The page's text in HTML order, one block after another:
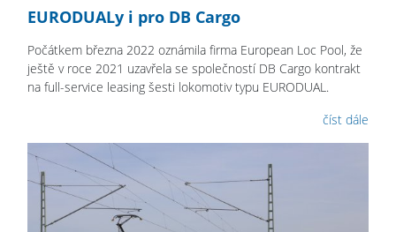
EURODUALy i pro DB Cargo
Počátkem března 2022 oznámila firma European Loc Pool, že
ještě v roce 2021 uzavřela se společností DB Cargo kontrakt
na full-service leasing šesti lokomotiv typu EURODUAL.
číst dále